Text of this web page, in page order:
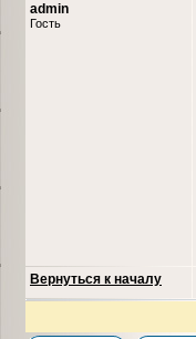
admin
Гость
Вернуться к началу